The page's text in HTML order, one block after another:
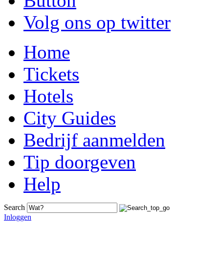
Volg ons op twitter
Home
Tickets
Hotels
City Guides
Bedrijf aanmelden
Tip doorgeven
Help
Search
Inloggen